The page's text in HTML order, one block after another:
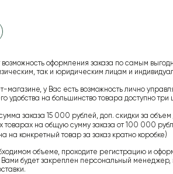
оформления заказа по самым
так и юридическим лицам и
у Вас есть возможность лично
удобства на большинство товара доступно три
заказа 15 000 рублей, доп. скидки за объем
товарах на общую сумму заказа от 100 000
на конкретный товар за заказ кратно коробке)
объеме, проходите регистрацию и
будет закреплен персональный менеджер,